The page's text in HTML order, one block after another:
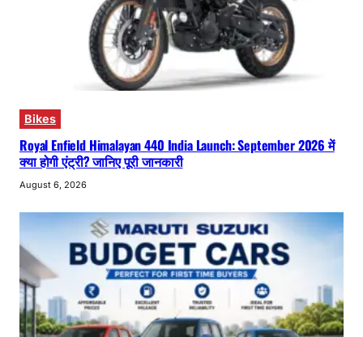
Bikes
Royal Enfield Himalayan 440 India Launch: September 2026 में
क्या होगी एंट्री? जानिए पूरी जानकारी
August 6, 2026